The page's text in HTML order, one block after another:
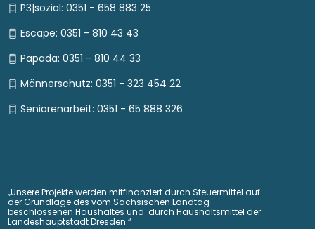
P3|sozial: 0351 - 658 883 25
Escape: 0351 - 810 43 43
Papada: 0351 - 810 44 33
Männerschutz: 0351 - 323 454 22
Seniorenarbeit: 0351 - 65 888 326
„Unsere Projekte werden mitfinanziert durch Steuermittel auf
der Grundlage des vom Sächsischen Landtag
beschlossenen Haushaltes und durch Haushaltsmittel der
Landeshauptstadt Dresden.“